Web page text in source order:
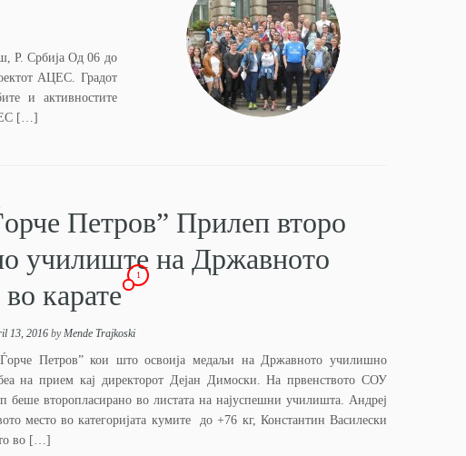
Р. Србија Од 06 до
АЦЕС. Градот
и активностите
[…]
Петров” Прилеп второ
училиште на Државното
карате
1
13, 2016 byMende Trajkoski
Петров” кои што освоија медаљи на Државното училишно
на прием кај директорот Дејан Димоски. На првенството СОУ
беше второпласирано во листата на најуспешни училишта. Андреј
место во категоријата кумите до +76 кг, Константин Василески
во […]